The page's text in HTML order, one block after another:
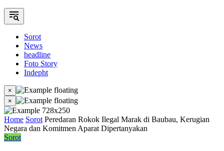
Sorot
News
headline
Foto Story
Indepht
×
×
Home Sorot Peredaran Rokok Ilegal Marak di Baubau, Kerugian
Negara dan Komitmen Aparat Dipertanyakan
Sorot